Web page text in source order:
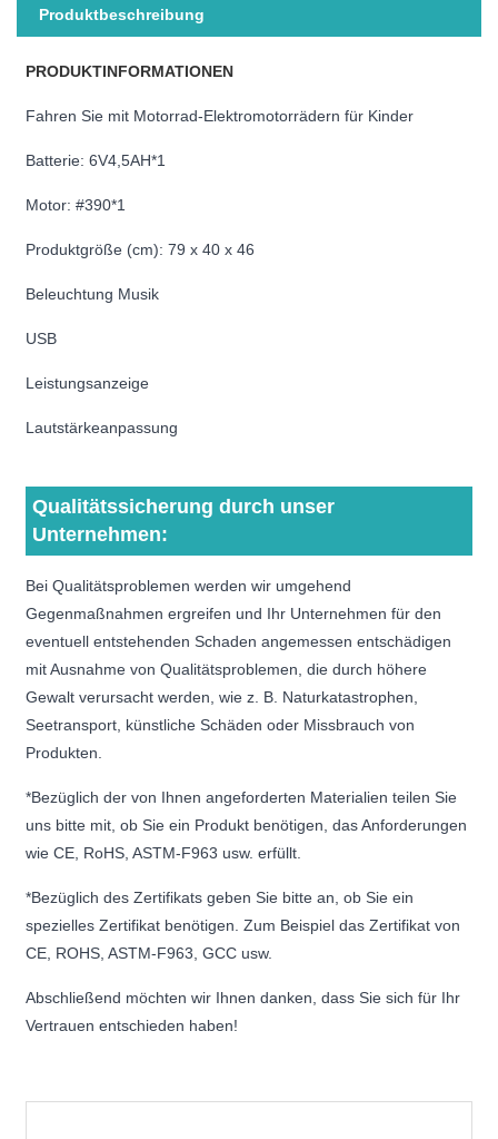
Produktbeschreibung
PRODUKTINFORMATIONEN
Fahren Sie mit Motorrad-Elektromotorrädern für Kinder
Batterie: 6V4,5AH*1
Motor: #390*1
Produktgröße (cm): 79 x 40 x 46
Beleuchtung Musik
USB
Leistungsanzeige
Lautstärkeanpassung
Qualitätssicherung durch unser
Unternehmen:
Bei Qualitätsproblemen werden wir umgehend
Gegenmaßnahmen ergreifen und Ihr Unternehmen für den
eventuell entstehenden Schaden angemessen entschädigen
mit Ausnahme von Qualitätsproblemen, die durch höhere
Gewalt verursacht werden, wie z. B. Naturkatastrophen,
Seetransport, künstliche Schäden oder Missbrauch von
Produkten.
*Bezüglich der von Ihnen angeforderten Materialien teilen Sie
uns bitte mit, ob Sie ein Produkt benötigen, das Anforderungen
wie CE, RoHS, ASTM-F963 usw. erfüllt.
*Bezüglich des Zertifikats geben Sie bitte an, ob Sie ein
spezielles Zertifikat benötigen. Zum Beispiel das Zertifikat von
CE, ROHS, ASTM-F963, GCC usw.
Abschließend möchten wir Ihnen danken, dass Sie sich für Ihr
Vertrauen entschieden haben!